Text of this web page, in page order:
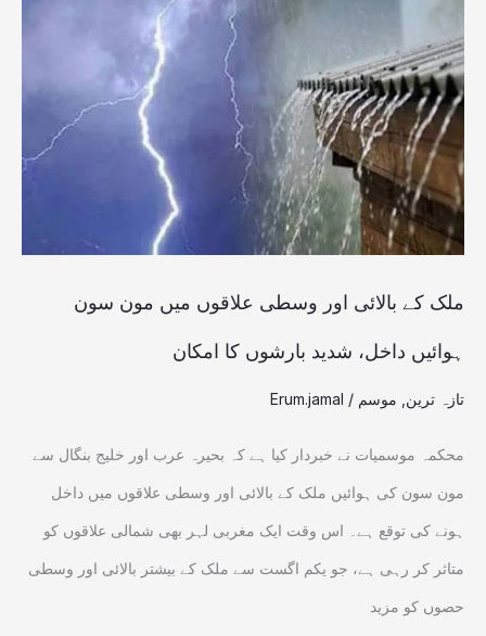
ملک کے بالائی اور وسطی علاقوں میں مون سون
ہوائیں داخل، شدید بارشوں کا امکان
تازہ ترین موسم /
Erum.jamal
محکمہ موسمیات نے خبردار کیا ہے کہ بحیرہ عرب اور خلیج بنگال سے
مون سون کی ہوائیں ملک کے بالائی اور وسطی علاقوں میں داخل
ہونے کی توقع ہے۔ اس وقت ایک مغربی لہر بھی شمالی علاقوں کو
متاثر کر رہی ہے، جو یکم اگست سے ملک کے بیشتر بالائی اور وسطی
حصوں کو مزید
بالائی
اور
وسطی
علاقوں
میں
مون
سون
داخل،
شدید
بارشوں
امکان